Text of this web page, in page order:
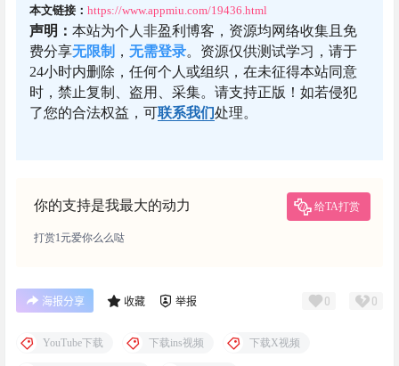
本文链接： https://www.appmiu.com/19436.html
声明： 本站为个人非盈利博客，资源均网络收集且免
费分享无限制 ， 无需登录。资源仅供测试学习，请于
24小时内删除，任何个人或组织，在未征得本站同意
时，禁止复制、盗用、采集。请支持正版！如若侵犯
了您的合法权益，可联系我们处理。
你的支持是我最大的动力 给TA打赏
打赏1元爱你么么哒
海报分享 收藏 举报 0 0
YouTube下载 下载ins视频 下载X视频